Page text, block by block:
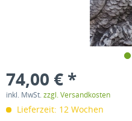
74,00 € *
inkl. MwSt.zzgl. Versandkosten
Lieferzeit: 12 Wochen